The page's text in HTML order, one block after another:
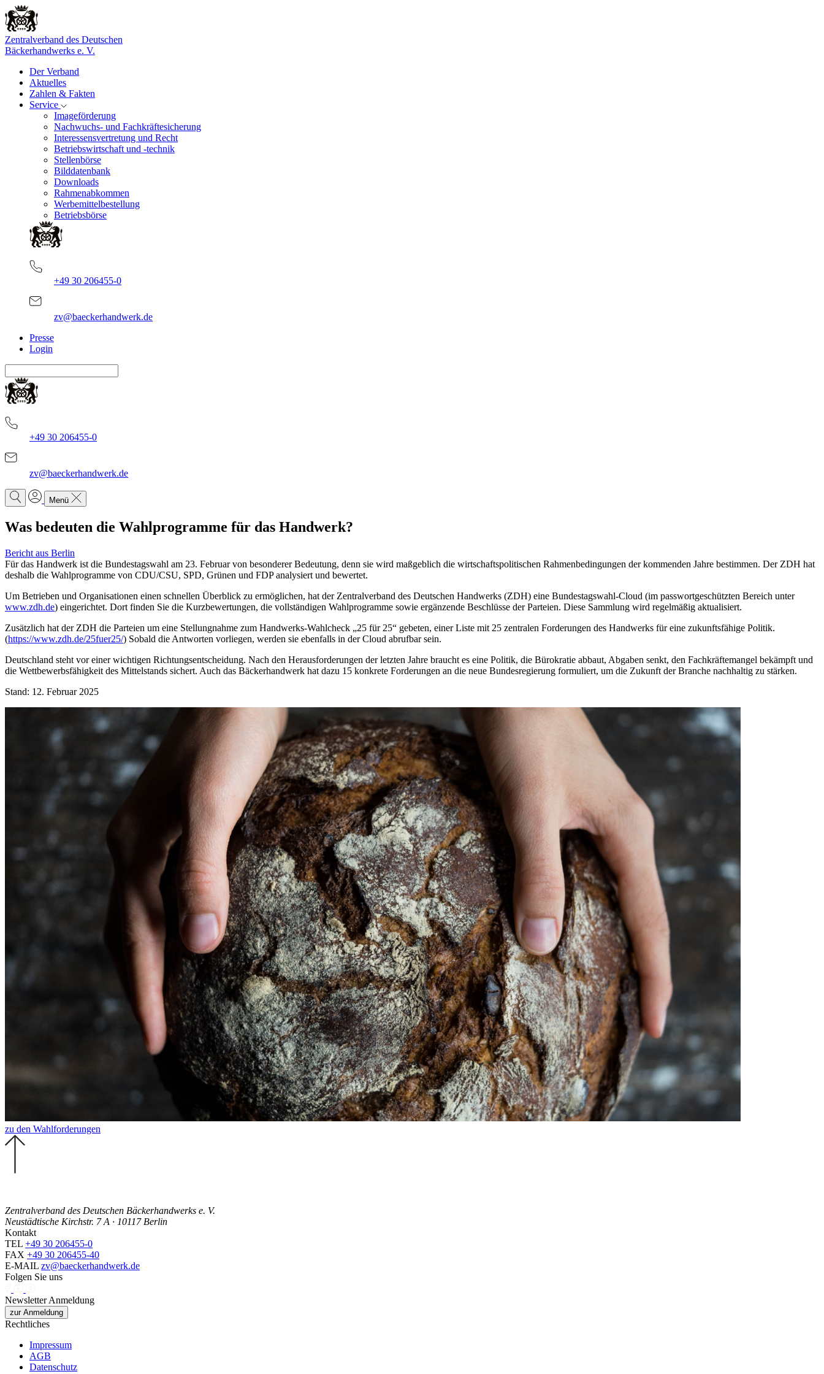
Zentralverband des Deutschen
Bäckerhandwerks e. V.
Der Verband
Aktuelles
Zahlen & Fakten
Service
Imageförderung
Nachwuchs- und Fachkräftesicherung
Interessensvertretung und Recht
Betriebswirtschaft und -technik
Stellenbörse
Bilddatenbank
Downloads
Rahmenabkommen
Werbemittelbestellung
Betriebsbörse
+49 30 206455-0
zv@baeckerhandwerk.de
Presse
Login
+49 30 206455-0
zv@baeckerhandwerk.de
Menü
Was bedeuten die Wahlprogramme für das Handwerk?
Bericht aus Berlin
Für das Handwerk ist die Bundestagswahl am 23. Februar von besonderer Bedeutung, denn sie wird maßgeblich die wirtschaftspolitischen Rahmenbedingungen der kommenden Jahre bestimmen. Der ZDH hat
deshalb die Wahlprogramme von CDU/CSU, SPD, Grünen und FDP analysiert und bewertet.
Um Betrieben und Organisationen einen schnellen Überblick zu ermöglichen, hat der Zentralverband des Deutschen Handwerks (ZDH) eine Bundestagswahl-Cloud (im passwortgeschützten Bereich unter
www.zdh.de) eingerichtet. Dort finden Sie die Kurzbewertungen, die vollständigen Wahlprogramme sowie ergänzende Beschlüsse der Parteien. Diese Sammlung wird regelmäßig aktualisiert.
Zusätzlich hat der ZDH die Parteien um eine Stellungnahme zum Handwerks-Wahlcheck „25 für 25“ gebeten, einer Liste mit 25 zentralen Forderungen des Handwerks für eine zukunftsfähige Politik.
(https://www.zdh.de/25fuer25/) Sobald die Antworten vorliegen, werden sie ebenfalls in der Cloud abrufbar sein.
Deutschland steht vor einer wichtigen Richtungsentscheidung. Nach den Herausforderungen der letzten Jahre braucht es eine Politik, die Bürokratie abbaut, Abgaben senkt, den Fachkräftemangel bekämpft und
die Wettbewerbsfähigkeit des Mittelstands sichert. Auch das Bäckerhandwerk hat dazu 15 konkrete Forderungen an die neue Bundesregierung formuliert, um die Zukunft der Branche nachhaltig zu stärken.
Stand: 12. Februar 2025
zu den Wahlforderungen
Zentralverband des Deutschen Bäckerhandwerks e. V.
Neustädtische Kirchstr. 7 A · 10117 Berlin
Kontakt
TEL +49 30 206455-0
FAX +49 30 206455-40
E-MAIL zv@baeckerhandwerk.de
Folgen Sie uns
Newsletter Anmeldung
zur Anmeldung
Rechtliches
Impressum
AGB
Datenschutz